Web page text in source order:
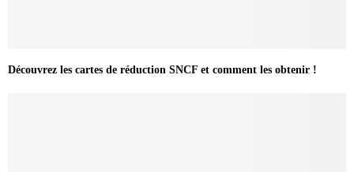
Découvrez les cartes de réduction SNCF et comment les obtenir !